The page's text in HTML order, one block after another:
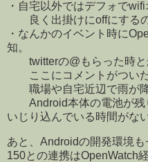
・自宅以外ではデフォでwifi
良く出掛けにoffにするの
・なんかのイベント時に
知。
twitterの@もらった時と
ここにコメントがついた
職場や自宅近辺で雨が降
Android本体の電池が残
いじり込んでいる時間がな
あと、Androidの開発環境
150との連携はOpenWatch